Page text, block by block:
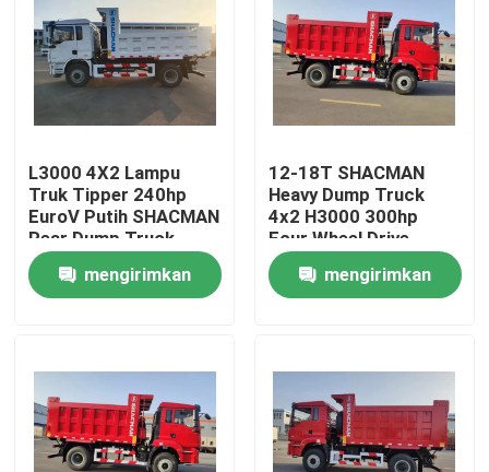
Rumah
Tentang kami
Tur Pabrik
L3000 4X2 Lampu
Truk Tipper 240hp
EuroV Putih SHACMAN
Rear Dump Truck
mengirimkan
12-18T SHACMAN
Heavy Dump Truck
4x2 H3000 300hp
Four Wheel Drive
Dump Truck
mengirimkan